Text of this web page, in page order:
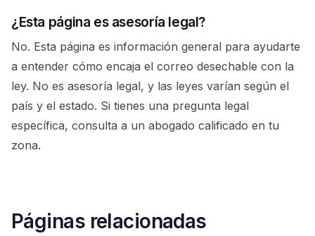
¿Esta página es asesoría legal?
No. Esta página es información general para ayudarte
a entender cómo encaja el correo desechable con la
ley. No es asesoría legal, y las leyes varían según el
país y el estado. Si tienes una pregunta legal
específica, consulta a un abogado calificado en tu
zona.
Páginas relacionadas